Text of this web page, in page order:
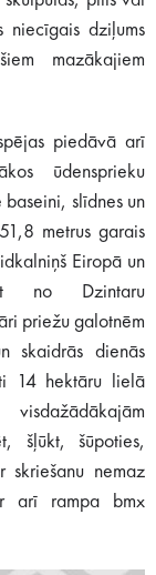
niecīgais dziļums
mazākajiem
piedāvā arī
ūdensprieku
slīdnes un
metrus garais
Eiropā un
no Dzintaru
priežu galotnēm
skaidrās dienās
14 hektāru lielā
šļūkt, šūpoties,
skriešanu nemaz
arī rampa bmx